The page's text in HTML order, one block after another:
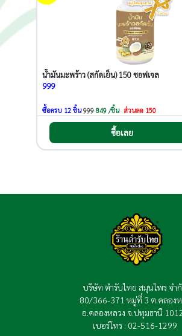
น้ำมันมะพร้าว (สกัดเย็น) 150 ซอฟเจล
999
ซื้อครบ 12 ชิ้น999 849 /ชิ้น ส่วนลด 150
ซื้อเลย
บริษัท ตำรับไทย สมุนไพร จำ
80/366-371 หมู่ที่ 3 ต.คลอง
อ.คลองหลวง จ.ปทุมธานี
เบอร์โทร : 02-516-1299